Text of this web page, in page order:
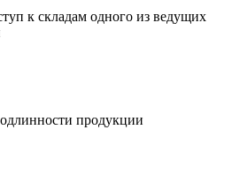
к складам одного из ведущих
продукции